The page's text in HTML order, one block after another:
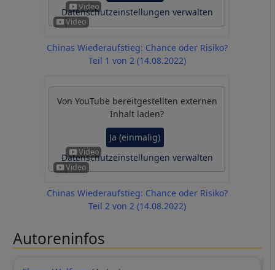
Datenschutzeinstellungen verwalten
Chinas Wiederaufstieg: Chance oder Risiko?
Teil 1 von 2 (14.08.2022)
Von YouTube bereitgestellten externen
Inhalt laden?
Ja (einmalig)
Datenschutzeinstellungen verwalten
Chinas Wiederaufstieg: Chance oder Risiko?
Teil 2 von 2 (14.08.2022)
Autoreninfos